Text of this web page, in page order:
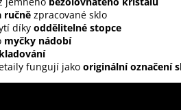
ručně zpracované sklo
díky oddělitelné stopce
myčky nádobí
fungují jako originální označení